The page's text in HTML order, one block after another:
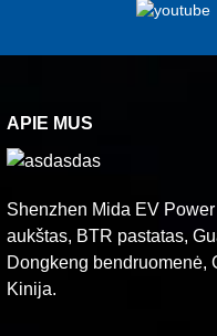
APIE MUS
Shenzhen Mida EV
aukštas, BTR pastatas,
Dongkeng bendruomenė,
Kinija.